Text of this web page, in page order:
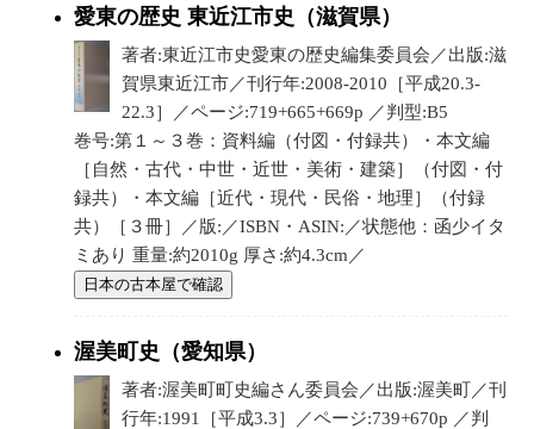
愛東の歴史 東近江市史（滋賀県）
著者:東近江市史愛東の歴史編集委員会／出版:滋
賀県東近江市／刊行年:2008-2010［平成20.3-
22.3］／ページ:719+665+669p ／判型:B5
巻号:第１～３巻：資料編（付図・付録共）・本文編
［自然・古代・中世・近世・美術・建築］（付図・付
録共）・本文編［近代・現代・民俗・地理］（付録
共）［３冊］／版:／ISBN・ASIN:／状態他：函少イタ
ミあり 重量:約2010g 厚さ:約4.3cm／
日本の古本屋で確認
渥美町史（愛知県）
著者:渥美町町史編さん委員会／出版:渥美町／刊
行年:1991［平成3.3］／ページ:739+670p ／判